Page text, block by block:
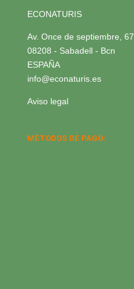
ECONATURIS
Av. Once de septiembre, 67
08208 - Sabadell - Bcn
ESPAÑA
info@econaturis.es
Aviso legal
MÉTODOS DE PAGO: